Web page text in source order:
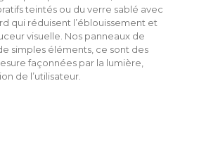
teintés ou du verre sablé avec
qui réduisent l’éblouissement et
visuelle. Nos panneaux de
simples éléments, ce sont des
façonnées par la lumière,
de l’utilisateur.